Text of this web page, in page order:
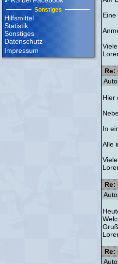
Sonstiges
Hilfsmittel
Statistik
Sonstiges
Datenschutz
Impressum
Re:
Hier
In
Alle
Re:
Gruß
Re: